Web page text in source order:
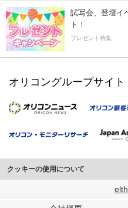
試写会、登壇イ
ト！
プレゼント特集
オリコングループサイト
クッキーの使用について
このサイトでは Cookie を使用して